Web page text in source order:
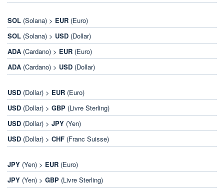
SOL (Solana) > EUR (Euro)
SOL (Solana) > USD (Dollar)
ADA (Cardano) > EUR (Euro)
ADA (Cardano) > USD (Dollar)
USD (Dollar) > EUR (Euro)
USD (Dollar) > GBP (Livre Sterling)
USD (Dollar) > JPY (Yen)
USD (Dollar) > CHF (Franc Suisse)
JPY (Yen) > EUR (Euro)
JPY (Yen) > GBP (Livre Sterling)